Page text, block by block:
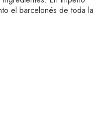
el barcelonés de toda la